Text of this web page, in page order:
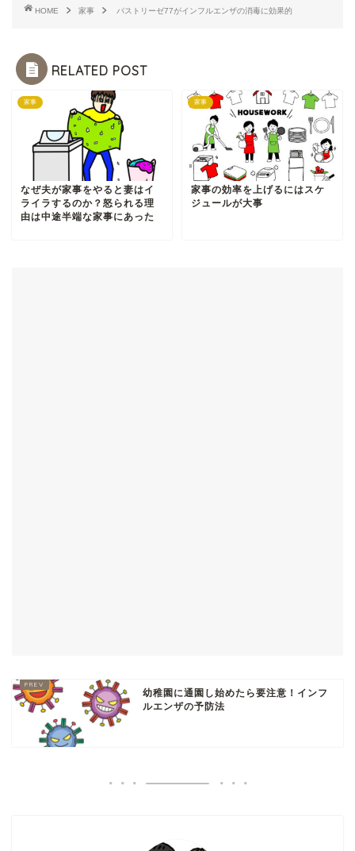
HOME 家事 パストリーゼ77がインフルエンザの消毒に効果的
RELATED POST
家事
なぜ夫が家事をやると妻はイ
ライラするのか？怒られる理
由は中途半端な家事にあった
家事
家事の効率を上げるにはスケ
ジュールが大事
幼稚園に通園し始めたら要注意！インフ
ルエンザの予防法